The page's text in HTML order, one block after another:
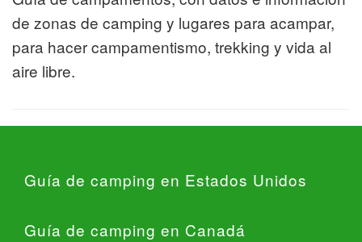
de zonas de camping y lugares para acampar,
para hacer campamentismo, trekking y vida al
aire libre.
Guía de camping en Estados Unidos
Guía de camping en Canadá